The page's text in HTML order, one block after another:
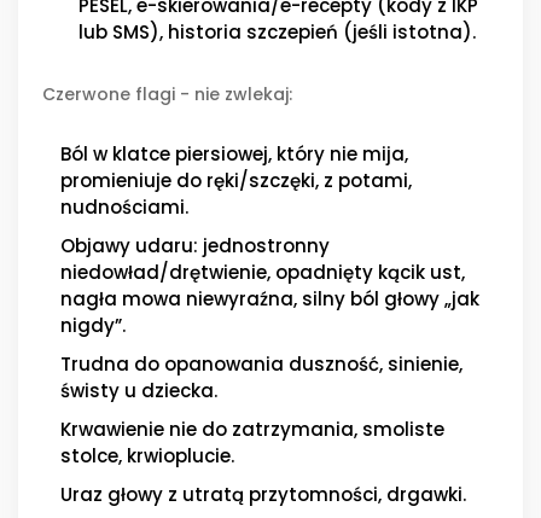
lub SMS), historia szczepień (jeśli istotna).
Czerwone flagi - nie zwlekaj:
Ból w klatce piersiowej, który nie mija,
promieniuje do ręki/szczęki, z potami,
nudnościami.
Objawy udaru: jednostronny
niedowład/drętwienie, opadnięty kącik ust,
nagła mowa niewyraźna, silny ból głowy „jak
nigdy”.
Trudna do opanowania duszność, sinienie,
świsty u dziecka.
Krwawienie nie do zatrzymania, smoliste
stolce, krwioplucie.
Uraz głowy z utratą przytomności, drgawki.